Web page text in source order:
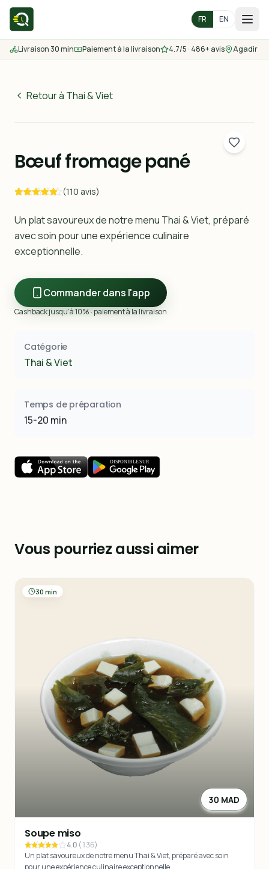
FR EN
Accueil
Menu
Nous contacter
Livraison 30 min Paiement à la livraison 4.7/5 · 486+ avis Agadir
Retour à Thai & Viet
49MAD
Bœuf fromage pané
(110 avis)
Un plat savoureux de notre menu Thai & Viet, préparé
avec soin pour une expérience culinaire
exceptionnelle.
Commander dans l'app
Cashback jusqu’à 10% · paiement à la livraison
Catégorie
Thai & Viet
Temps de préparation
15-20 min
Vous pourriez aussi aimer
30 min
30 MAD
Soupe miso
4.0 (136)
Un plat savoureux de notre menu Thai & Viet, préparé avec soin
pour une expérience culinaire exceptionnelle.